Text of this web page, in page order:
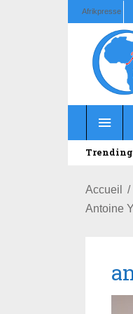
Afrikpresse
Accueil
Antoine